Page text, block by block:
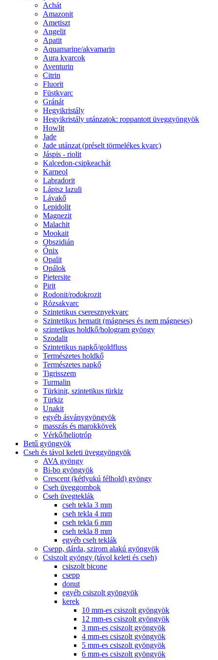
Achát
Amazonit
Ametiszt
Angelit
Apatit
Aquamarine/akvamarin
Aura kvarcok
Aventurin
Citrin
Fluorit
Füstkvarc
Gránát
Hegyikristály
Hegyikristály utánzatok: roppantott üveggyöngyök
Howlit
Jade
Jade utánzat (préselt törmelékes kvarc)
Jáspis - riolit
Kalcedon-csipkeachát
Karneol
Labradorit
Lápisz lazuli
Lávakő
Lepidolit
Magnezit
Malachit
Mookait
Obszidián
Ónix
Opalit
Opálok
Pietersite
Pirit
Rodonit/rodokrozit
Rózsakvarc
Szintetikus cseresznyekvarc
Szintetikus hematit (mágneses és nem mágneses)
szintetikus holdkő/hologram gyöngy
Szodalit
Szintetikus napkő/goldfluss
Természetes holdkő
Természetes napkő
Tigrisszem
Turmalin
Türkinit, szintetikus türkiz
Türkiz
Unakit
egyéb ásványgyöngyök
masszás és marokkövek
Vérkő/heliotróp
Betű gyöngyök
Cseh és távol keleti üveggyöngyök
AVA gyöngy
Bi-bo gyöngyök
Crescent (kétlyukú félhold) gyöngy
Cseh üveggombok
Cseh üvegteklák
cseh tekla 3 mm
cseh tekla 4 mm
cseh tekla 6 mm
cseh tekla 8 mm
egyéb cseh teklák
Csepp, dárda, szirom alakú gyöngyök
Csiszolt gyöngy (távol keleti és cseh)
csiszolt bicone
csepp
donut
egyéb csiszolt gyöngyök
kerek
10 mm-es csiszolt gyöngyök
12 mm-es csiszolt gyöngyök
3 mm-es csiszolt gyöngyök
4 mm-es csiszolt gyöngyök
5 mm-es csiszolt gyöngyök
6 mm-es csiszolt gyöngyök